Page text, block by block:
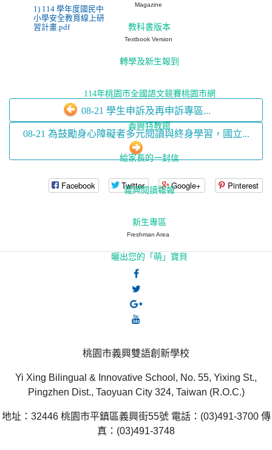
1) 114 學年度國民中
小學安全教育線上研
習計畫.pdf
08-21 學生申訴及再申訴專區...
08-21 為鼓勵身心障礙者多元閱讀與終身學習，國立...
Facebook Twitter Google+ Pinterest
桃園市義興雙語創新學校
Yi Xing Bilingual & Innovative School, No. 55, Yixing St.,
Pingzhen Dist., Taoyuan City 324, Taiwan (R.O.C.)
地址：32446 桃園市平鎮區義興街55號 電話：(03)491-3700 傳
真：(03)491-3748
Magazine
教科書版本
Textbook Version
轉學及新生報到
114年桃園市全國語文競賽桃園市網
義興特教館
給家長的一封信
義興閱讀報報
新生專區
Freshman Area
曬出您的「萌」寶貝